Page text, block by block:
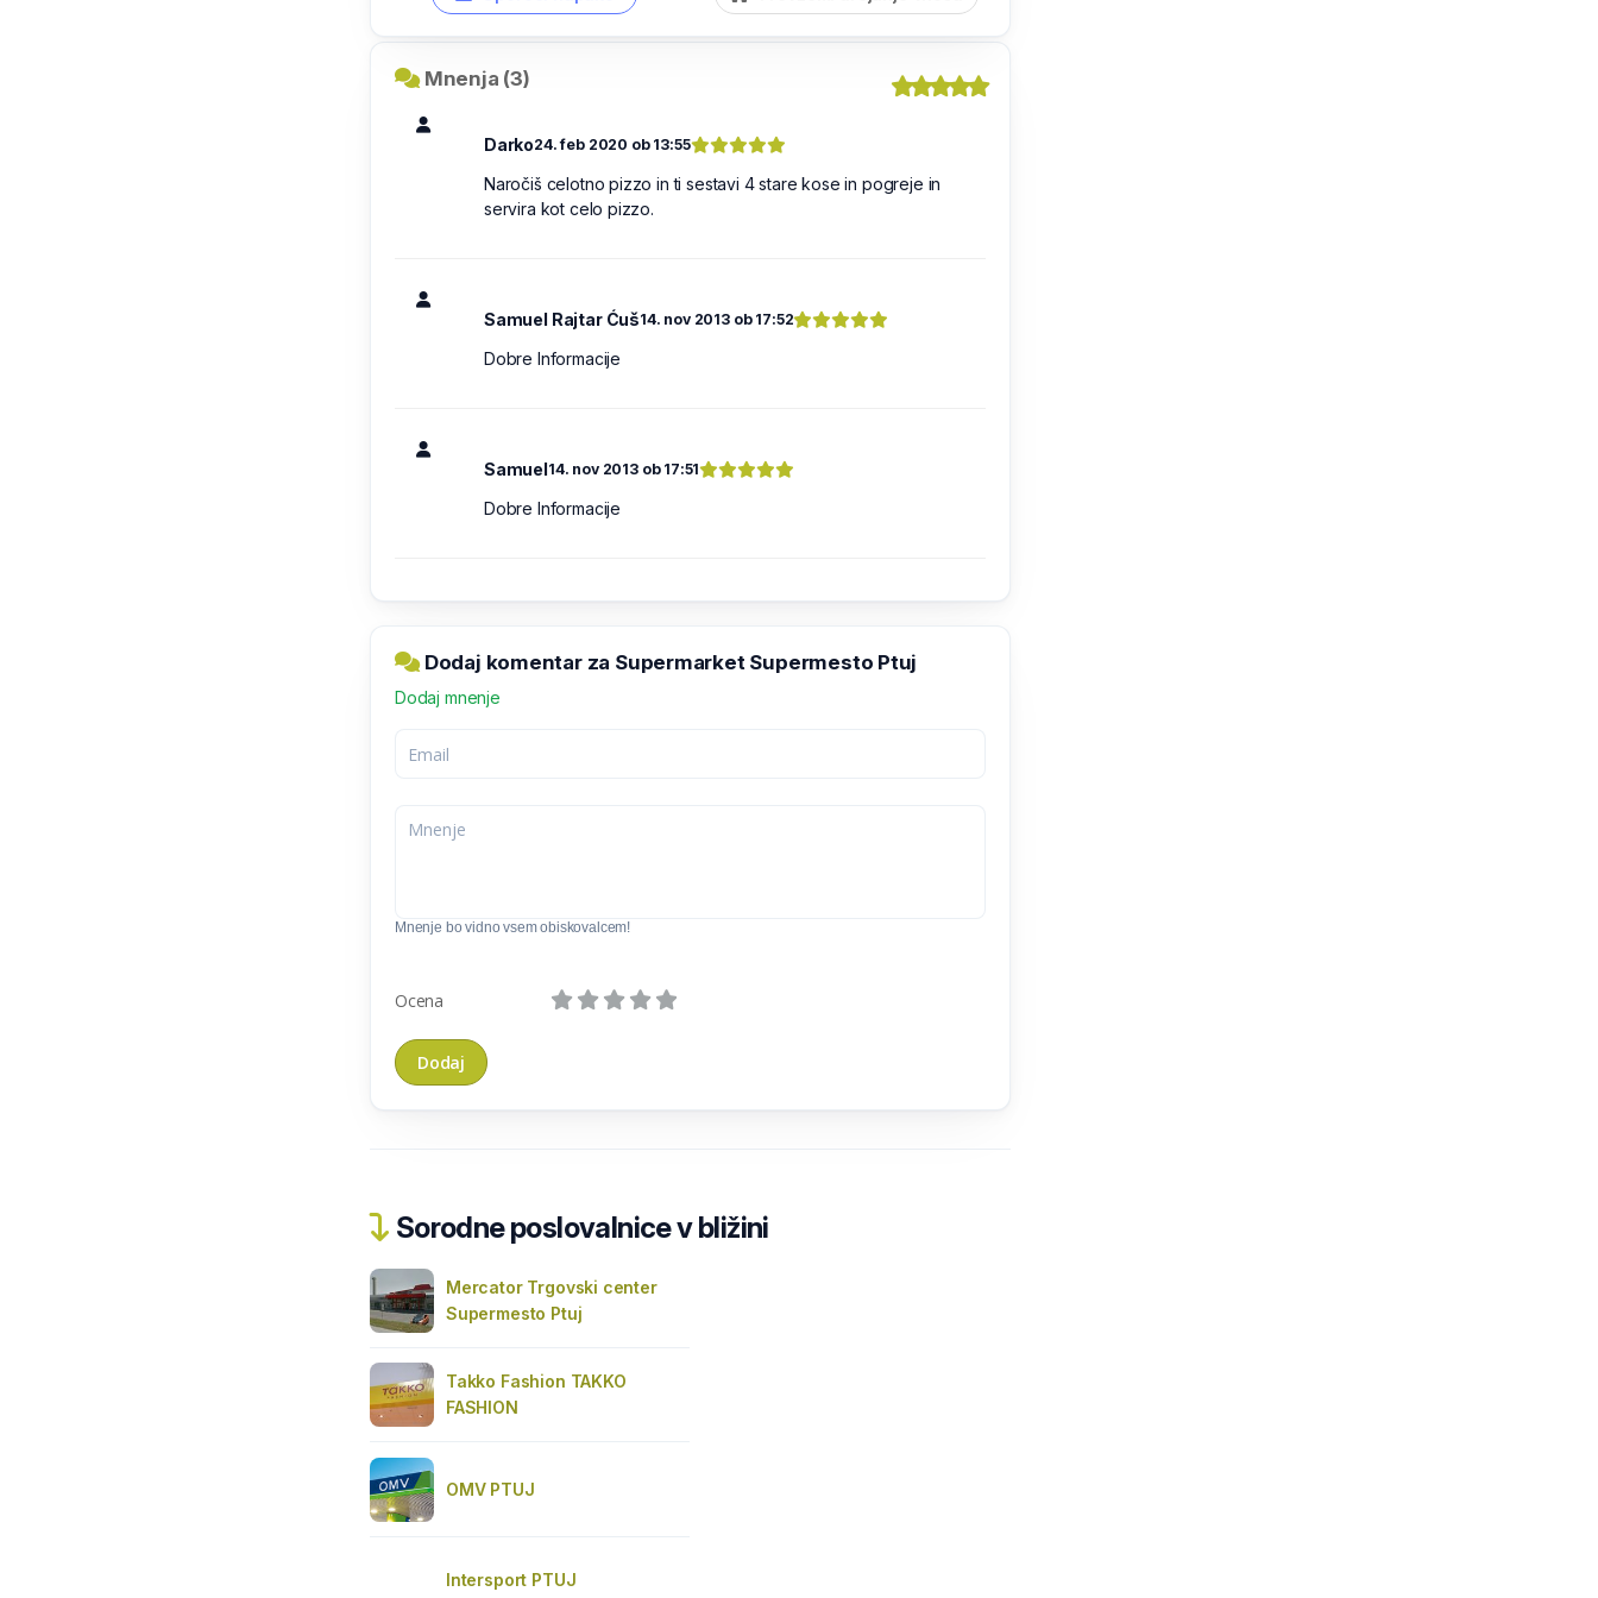
Mnenja (3)
Darko24. feb 2020 ob 13:55
Naročiš celotno pizzo in ti sestavi 4 stare kose in pogreje in
servira kot celo pizzo.
Samuel Rajtar Ćuš14. nov 2013 ob 17:52
Dobre Informacije
Samuel14. nov 2013 ob 17:51
Dobre Informacije
Dodaj komentar za Supermarket Supermesto Ptuj
Dodaj mnenje
Mnenje bo vidno vsem obiskovalcem!
Ocena
Sorodne poslovalnice v bližini
Mercator Trgovski center
Supermesto Ptuj
Takko Fashion TAKKO
FASHION
OMV PTUJ
Intersport PTUJ